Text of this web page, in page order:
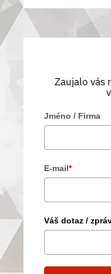
Zaujalo vás
Jméno / Firma
E-mail*
Váš dotaz /